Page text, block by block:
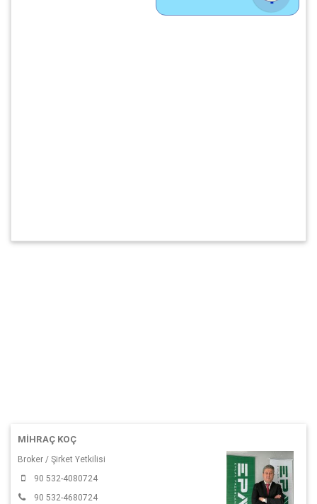
MIHRAÇ KOÇ
Broker / Şirket Yetkilisi
90 532-4080724
90 532-4680724